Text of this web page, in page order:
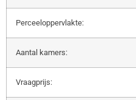
Perceeloppervlakte:
Aantal kamers:
Vraagprijs: